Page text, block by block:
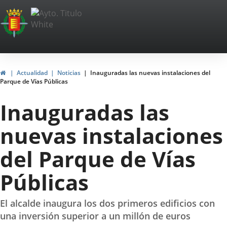
Portal
Web
del
Ayuntamiento
de
Valladolid
InicioActualidad Noticias
Inauguradas las nuevas instalaciones del
Parque de Vías Públicas
Inauguradas las
nuevas instalaciones
del Parque de Vías
Públicas
El alcalde inaugura los dos primeros edificios con
una inversión superior a un millón de euros